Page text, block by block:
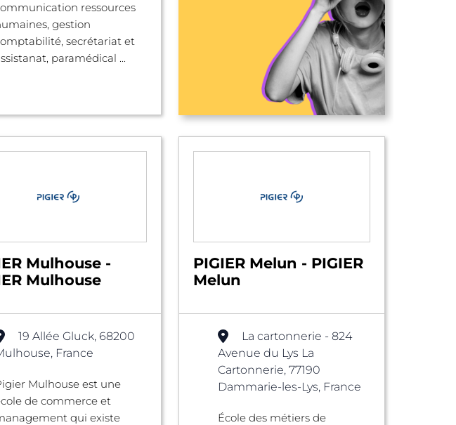
ressources
gestion
secrétariat et
paramédical ...
Mulhouse -
Mulhouse
19 Allée Gluck, 68200
France
Mulhouse est une
de commerce et
qui existe
PIGIER Melun - PIGIER
Melun
La cartonnerie - 824
Avenue du Lys La
Cartonnerie, 77190
Dammarie-les-Lys, France
École des métiers de